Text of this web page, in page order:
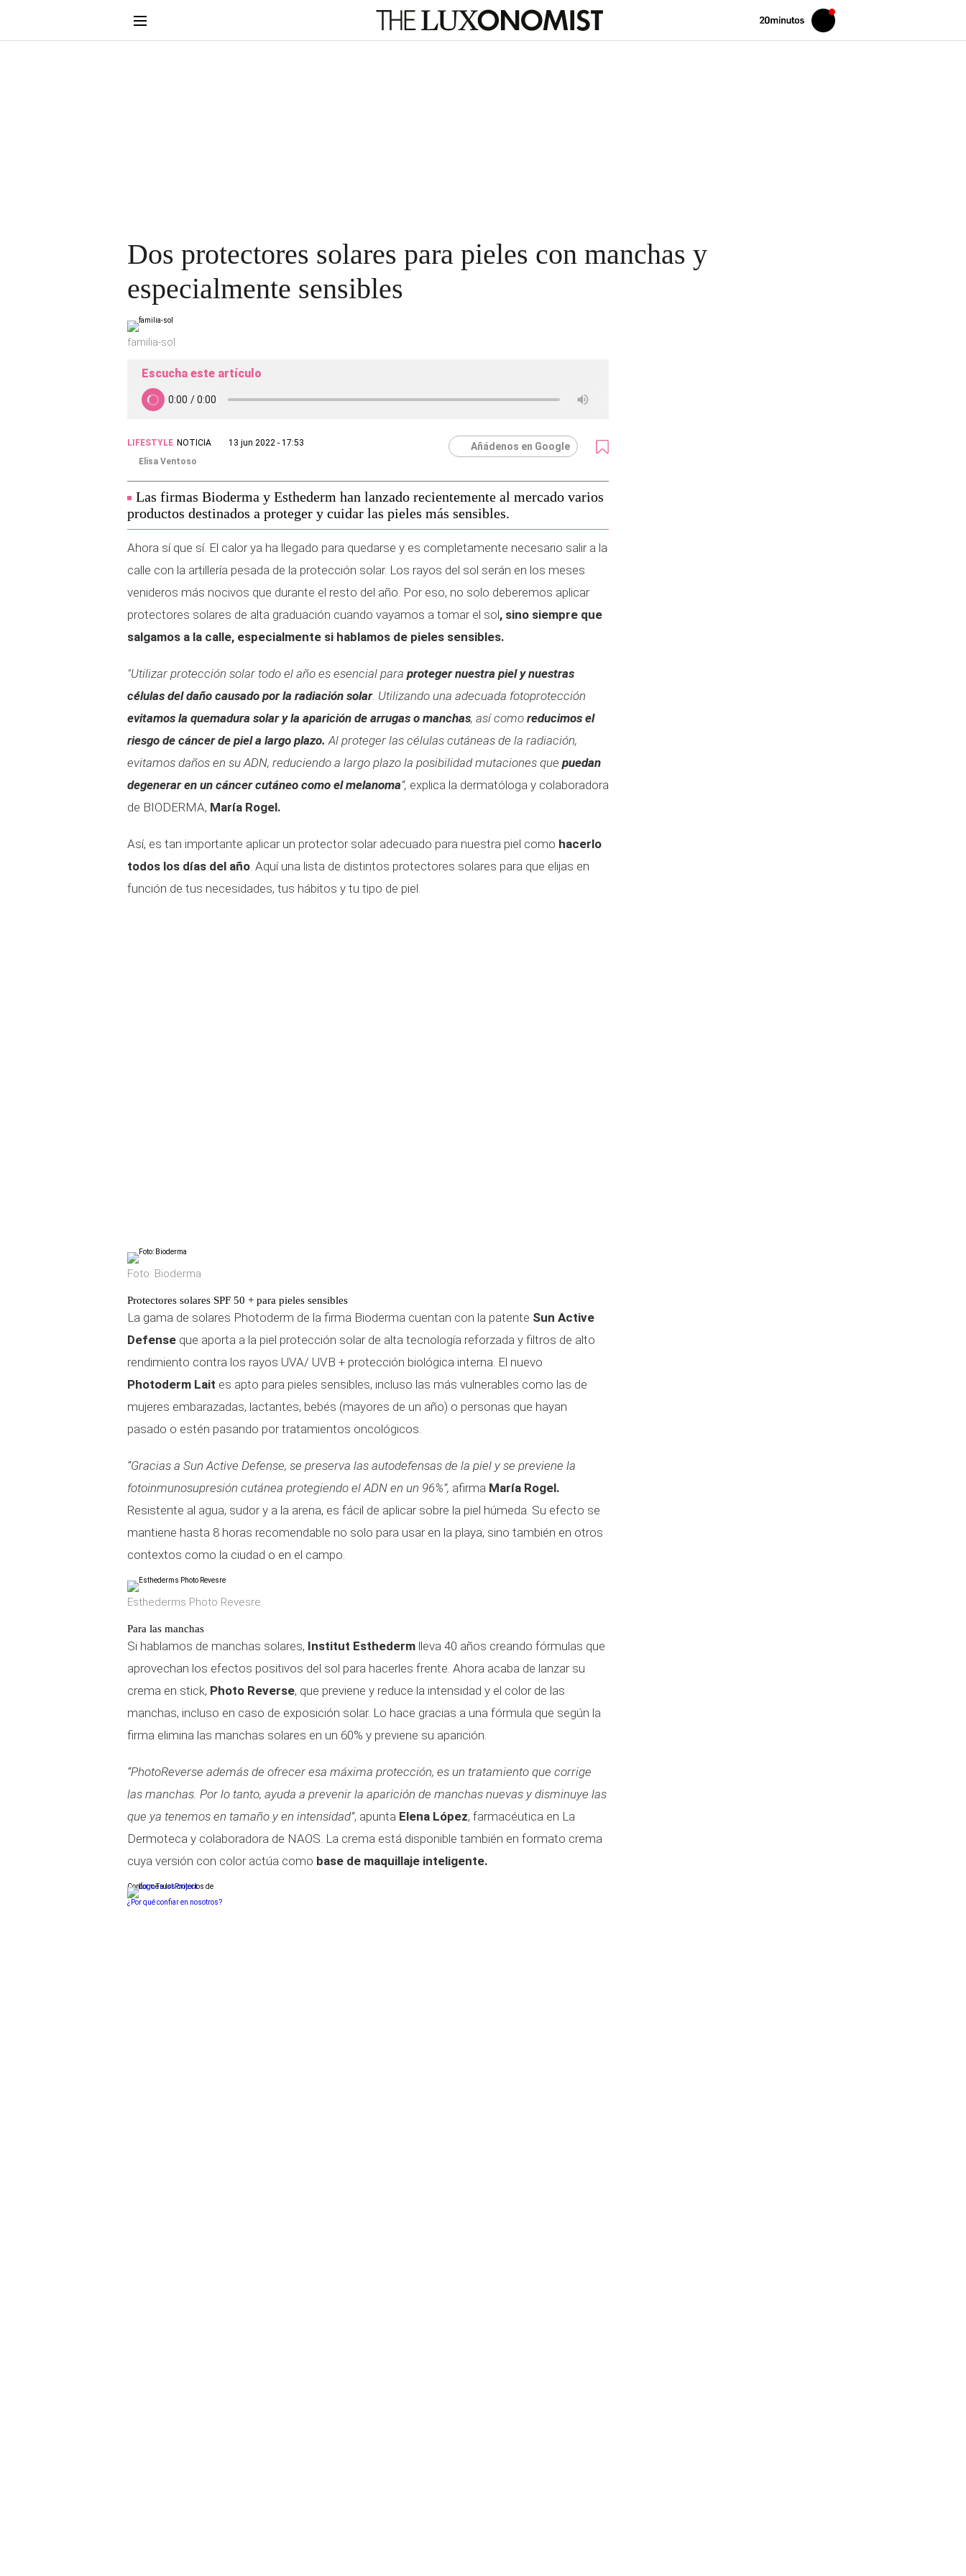
Volver
Iniciar
sesión
Dos protectores solares para pieles con manchas y
especialmente sensibles
familia-sol
Escucha este artículo
LIFESTYLE NOTICIA
13 jun 2022 - 17:53
Elisa Ventoso
Añádenos en Google
Las firmas Bioderma y Esthederm han lanzado recientemente al mercado varios
productos destinados a proteger y cuidar las pieles más sensibles.
Ahora sí que sí. El calor ya ha llegado para quedarse y es completamente necesario salir a la
calle con la artillería pesada de la protección solar. Los rayos del sol serán en los meses
venideros más nocivos que durante el resto del año. Por eso, no solo deberemos aplicar
protectores solares de alta graduación cuando vayamos a tomar el sol, sino siempre que
salgamos a la calle, especialmente si hablamos de pieles sensibles.
"Utilizar protección solar todo el año es esencial para proteger nuestra piel y nuestras
células del daño causado por la radiación solar. Utilizando una adecuada fotoprotección
evitamos la quemadura solar y la aparición de arrugas o manchas, así como reducimos el
riesgo de cáncer de piel a largo plazo. Al proteger las células cutáneas de la radiación,
evitamos daños en su ADN, reduciendo a largo plazo la posibilidad mutaciones que puedan
degenerar en un cáncer cutáneo como el melanoma”, explica la dermatóloga y colaboradora
de BIODERMA, María Rogel.
Así, es tan importante aplicar un protector solar adecuado para nuestra piel como hacerlo
todos los días del año. Aquí una lista de distintos protectores solares para que elijas en
función de tus necesidades, tus hábitos y tu tipo de piel.
Foto: Bioderma
Protectores solares SPF 50 + para pieles sensibles
La gama de solares Photoderm de la firma Bioderma cuentan con la patente Sun Active
Defense que aporta a la piel protección solar de alta tecnología reforzada y filtros de alto
rendimiento contra los rayos UVA/ UVB + protección biológica interna. El nuevo
Photoderm Lait es apto para pieles sensibles, incluso las más vulnerables como las de
mujeres embarazadas, lactantes, bebés (mayores de un año) o personas que hayan
pasado o estén pasando por tratamientos oncológicos.
“Gracias a Sun Active Defense, se preserva las autodefensas de la piel y se previene la
fotoinmunosupresión cutánea protegiendo el ADN en un 96%”, afirma María Rogel.
Resistente al agua, sudor y a la arena, es fácil de aplicar sobre la piel húmeda. Su efecto se
mantiene hasta 8 horas recomendable no solo para usar en la playa, sino también en otros
contextos como la ciudad o en el campo.
Esthederms Photo Revesre
Para las manchas
Si hablamos de manchas solares, Institut Esthederm lleva 40 años creando fórmulas que
aprovechan los efectos positivos del sol para hacerles frente. Ahora acaba de lanzar su
crema en stick, Photo Reverse, que previene y reduce la intensidad y el color de las
manchas, incluso en caso de exposición solar. Lo hace gracias a una fórmula que según la
firma elimina las manchas solares en un 60% y previene su aparición.
“PhotoReverse además de ofrecer esa máxima protección, es un tratamiento que corrige
las manchas. Por lo tanto, ayuda a prevenir la aparición de manchas nuevas y disminuye las
que ya tenemos en tamaño y en intensidad”, apunta Elena López, farmacéutica en La
Dermoteca y colaboradora de NAOS. La crema está disponible también en formato crema
cuya versión con color actúa como base de maquillaje inteligente.
Conforme a los criterios de
¿Por qué confiar en nosotros?